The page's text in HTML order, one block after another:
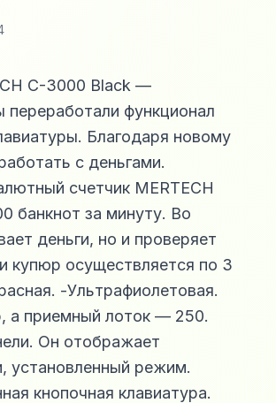
C-3000 Black —
функционал
Благодаря новому
с деньгами.
счетчик MERTECH
банкнот за минуту. Во
деньги, но и проверяет
купюр осуществляется по 3
-Ультрафиолетовая.
а приемный лоток — 250.
Он отображает
установленный режим.
кнопочная клавиатура.